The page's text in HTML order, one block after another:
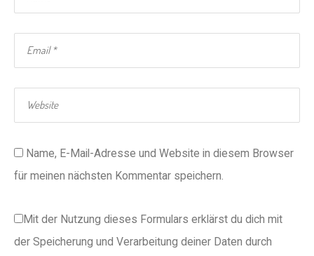
Name, E-Mail-Adresse und Website in diesem Browser
für meinen nächsten Kommentar speichern.
Mit der Nutzung dieses Formulars erklärst du dich mit
der Speicherung und Verarbeitung deiner Daten durch